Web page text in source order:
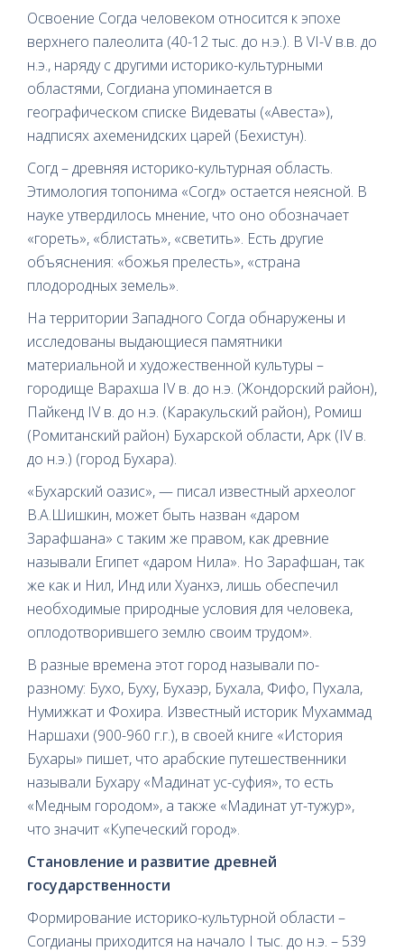
Освоение Согда человеком относится к эпохе
верхнего палеолита (40-12 тыс. до н.э.). В VI-V в.в. до
н.э., наряду с другими историко-культурными
областями, Согдиана упоминается в
географическом списке Видеваты («Авеста»),
надписях ахеменидских царей (Бехистун).
Согд – древняя историко-культурная область.
Этимология топонима «Согд» остается неясной. В
науке утвердилось мнение, что оно обозначает
«гореть», «блистать», «светить». Есть другие
объяснения: «божья прелесть», «страна
плодородных земель».
На территории Западного Согда обнаружены и
исследованы выдающиеся памятники
материальной и художественной культуры –
городище Варахша IV в. до н.э. (Жондорский район),
Пайкенд IV в. до н.э. (Каракульский район), Ромиш
(Ромитанский район) Бухарской области, Арк (IV в.
до н.э.) (город Бухара).
«Бухарский оазис», — писал известный археолог
В.А.Шишкин, может быть назван «даром
Зарафшана» с таким же правом, как древние
называли Египет «даром Нила». Но Зарафшан, так
же как и Нил, Инд или Хуанхэ, лишь обеспечил
необходимые природные условия для человека,
оплодотворившего землю своим трудом».
В разные времена этот город называли по-
разному: Бухо, Буху, Бухаэр, Бухала, Фифо, Пухала,
Нумижкат и Фохира. Известный историк Мухаммад
Наршахи (900-960 г.г.), в своей книге «История
Бухары» пишет, что арабские путешественники
называли Бухару «Мадинат ус-суфия», то есть
«Медным городом», а также «Мадинат ут-тужур»,
что значит «Купеческий город».
Становление и развитие древней
государственности
Формирование историко-культурной области –
Согдианы приходится на начало I тыс. до н.э. – 539